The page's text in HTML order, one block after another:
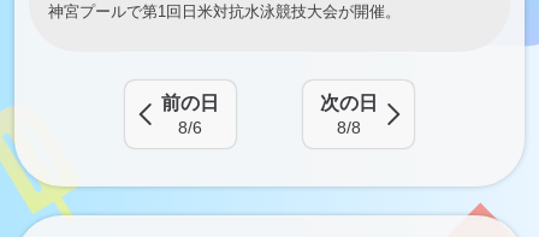
神宮プールで第1回日米対抗水泳競技大会が開催。
前の日
8/6
次の日
8/8